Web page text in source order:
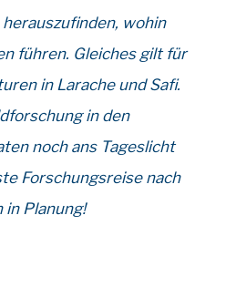
wohin
führen. Gleiches gilt für
in Larache und Safi.
in den
noch ans Tageslicht
Forschungsreise nach
Planung!